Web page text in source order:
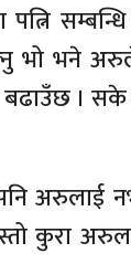
भो भने
। सके
अरुलाई
कुरा